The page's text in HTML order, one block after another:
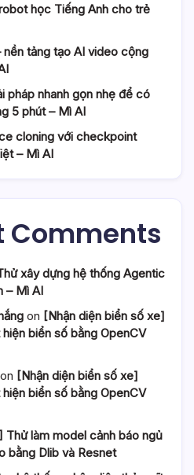
học Tiếng Anh cho trẻ
nền tảng tạo AI video cộng
pháp nhanh gọn nhẹ để có
5 phút – Mì AI
cloning với checkpoint
– Mì AI
Comments
xây dựng hệ thống Agentic
– Mì AI
on [Nhận diện biển số xe]
biển số bằng OpenCV
on [Nhận diện biển số xe]
biển số bằng OpenCV
Thử làm model cảnh báo ngủ
bằng Dlib và Resnet